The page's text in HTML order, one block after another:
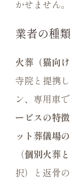
かせません。
業者の種
火葬（猫向け
寺院と提携
ン、専用車
ービスの特徴
ット葬儀場
（個別火葬
択）と返骨